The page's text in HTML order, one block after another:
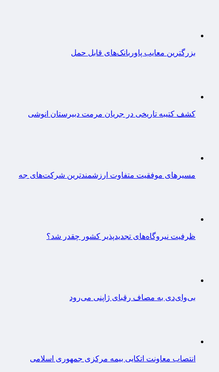
بزرگترین معایب پاوربانک‌های قابل حمل
کشف کتیبه تاریخی در جریان مرمت دبیرستان انوشی
مسیرهای موفقیت متفاوت ارزشمندترین شرکت‌های جه
ظرفیت نیروگاه‌های تجدیدپذیر کشور چقدر شد؟
بی‌وای‌دی به مصاف رقبای ژاپنی می‌رود
انتصاب معاونت اتکایی بیمه مرکزی جمهوری اسلامی